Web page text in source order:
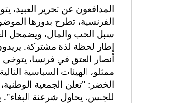
المدافعون عن تحرير العبيد،
الفرنسية، تطرح بدورها
سبل الحب والمال، ويضمحل
إطار لحظة لذة مشتركة.
أنصار العتق في فرنسا،
ممثلو، الهيئات السياسية
الخضر: "تعلن الجمعية
للجنس، يحاول شرعنة البغاء".